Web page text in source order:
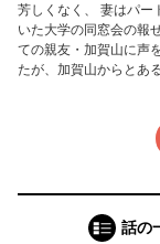
芳しくなく、 妻はパー
いた大学の同窓会の報
ての親友・加賀山に声
たが、加賀山からとあ
話の